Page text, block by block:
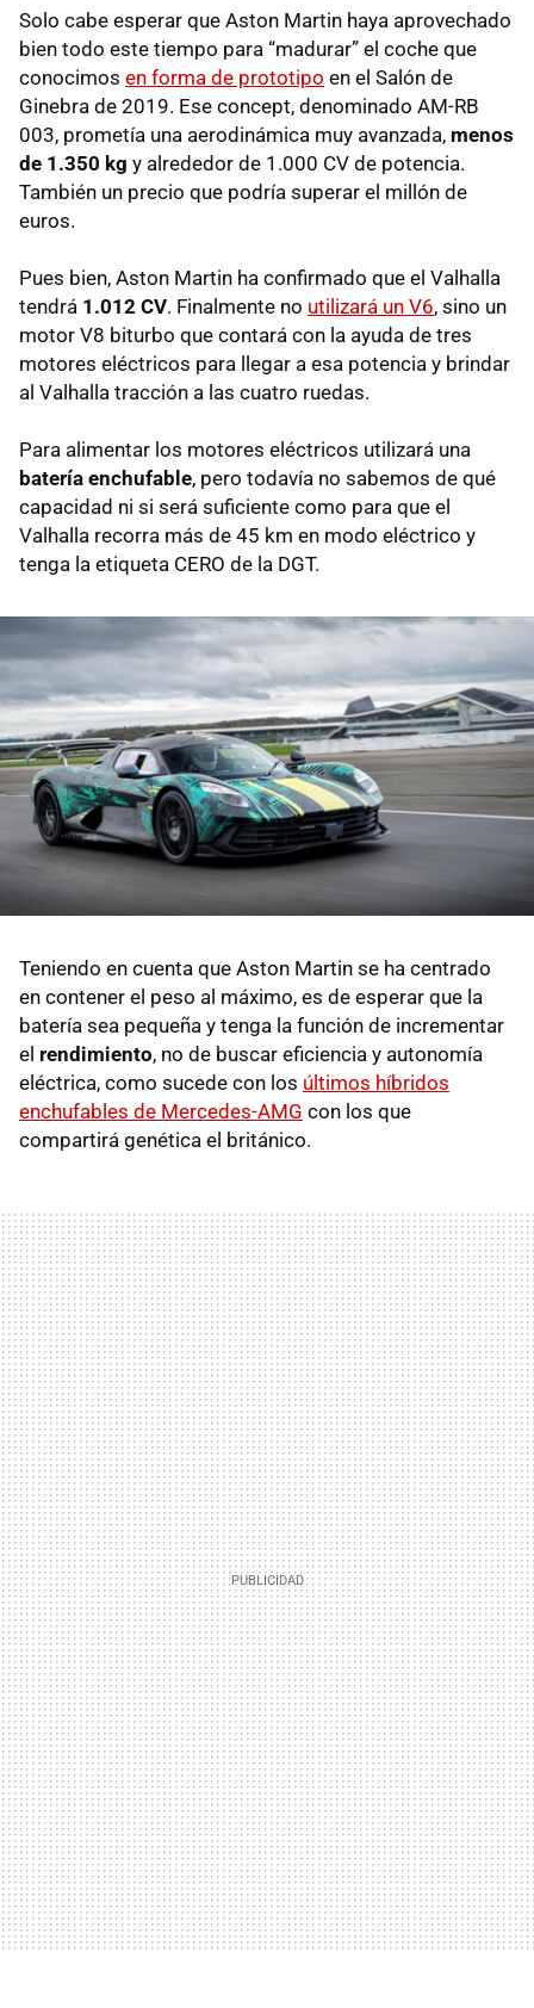
Solo cabe esperar que Aston Martin haya aprovechado
bien todo este tiempo para “madurar” el coche que
conocimos en forma de prototipo en el Salón de
Ginebra de 2019. Ese concept, denominado AM-RB
003, prometía una aerodinámica muy avanzada, menos
de 1.350 kg y alrededor de 1.000 CV de potencia.
También un precio que podría superar el millón de
euros.
Pues bien, Aston Martin ha confirmado que el Valhalla
tendrá 1.012 CV. Finalmente no utilizará un V6, sino un
motor V8 biturbo que contará con la ayuda de tres
motores eléctricos para llegar a esa potencia y brindar
al Valhalla tracción a las cuatro ruedas.
Para alimentar los motores eléctricos utilizará una
batería enchufable, pero todavía no sabemos de qué
capacidad ni si será suficiente como para que el
Valhalla recorra más de 45 km en modo eléctrico y
tenga la etiqueta CERO de la DGT.
Teniendo en cuenta que Aston Martin se ha centrado
en contener el peso al máximo, es de esperar que la
batería sea pequeña y tenga la función de incrementar
el rendimiento, no de buscar eficiencia y autonomía
eléctrica, como sucede con los últimos híbridos
enchufables de Mercedes-AMG con los que
compartirá genética el británico.